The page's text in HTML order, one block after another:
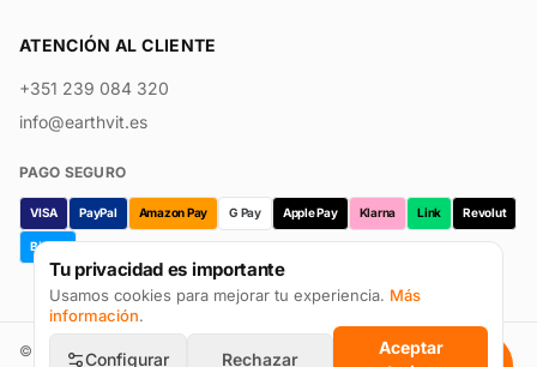
Tu privacidad es importante
Usamos cookies para mejorar tu experiencia. Más
información.
Configurar Rechazar
Aceptar
ATENCIÓN AL CLIENTE
+351 239 084 320
info@earthvit.es
PAGO SEGURO
VISA PayPal Amazon Pay G Pay Apple Pay Klarna Link Revolut
Bizum
© 2026Earthvit · Prevpharma Unipessoal Lda. Todos los derechos